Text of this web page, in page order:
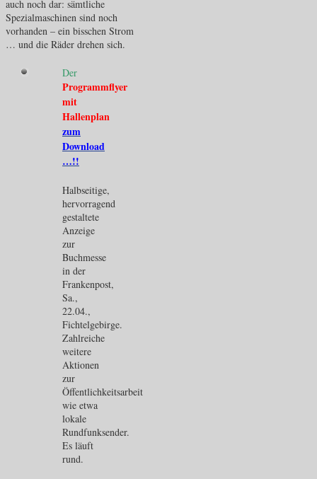
auch noch dar: sämtliche
Spezialmaschinen sind noch
vorhanden – ein bisschen Strom
… und die Räder drehen sich.
Der
Programmflyer
mit
Hallenplan
zum
Download
…!!
Halbseitige,
hervorragend
gestaltete
Anzeige
zur
Buchmesse
in der
Frankenpost,
Sa.,
22.04.,
Fichtelgebirge.
Zahlreiche
weitere
Aktionen
zur
Öffentlichkeitsarbeit
wie etwa
lokale
Rundfunksender.
Es läuft
rund.